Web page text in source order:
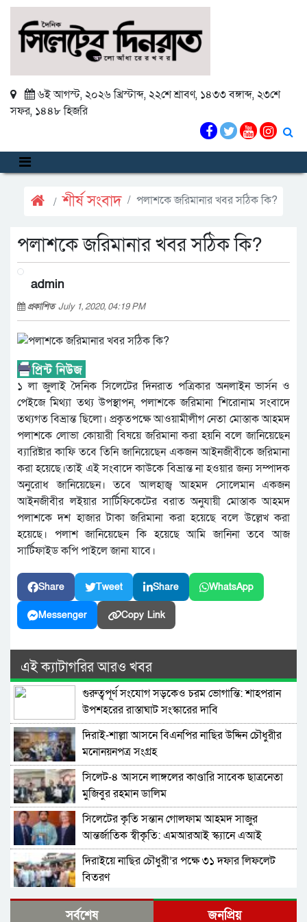
৬ই আগস্ট, ২০২৬ খ্রিস্টাব্দ, ২২শে শ্রাবণ, ১৪৩৩ বঙ্গাব্দ, ২৩শে
সফর, ১৪৪৮ হিজরি
শীর্ষ সংবাদ পলাশকে জরিমানার খবর সঠিক কি?
পলাশকে জরিমানার খবর সঠিক কি?
admin
প্রকাশিতJuly 1, 2020, 04:19 PM
১ লা জুলাই দৈনিক সিলেটের দিনরাত পত্রিকার অনলাইন ভার্সন ও
পেইজে মিথ্যা তথ্য উপস্থাপন, পলাশকে জরিমানা শিরোনাম সংবাদে
তথ্যগত বিভ্রান্ত ছিলো। প্রকৃতপক্ষে আওয়ামীলীগ নেতা মোস্তাক আহমদ
পলাশকে লোভা কোয়ারী বিষয়ে জরিমানা করা হয়নি বলে জানিয়েছেন
ব্যারিষ্টার কাফি তবে তিনি জানিয়েছেন একজন আইনজীবীকে জরিমানা
করা হয়েছে।তাই এই সংবাদে কাউকে বিভ্রান্ত না হওয়ার জন্য সম্পাদক
অনুরোধ জানিয়েছেন। তবে আলহাজ্ব আহমদ সোলেমান একজন
আইনজীবীর লইয়ার সার্টিফিকেটের বরাত অনুযায়ী মোস্তাক আহমদ
পলাশকে দশ হাজার টাকা জরিমানা করা হয়েছে বলে উল্লেখ করা
হয়েছে। পলাশ জানিয়েছেন কি হয়েছে আমি জানিনা তবে আজ
সার্টিফাইড কপি পাইলে জানা যাবে।
Share Tweet Share WhatsApp
Messenger Copy Link
এই ক্যাটাগরির আরও খবর
গুরুত্বপূর্ণ সংযোগ সড়কেও চরম ভোগান্তি: শাহপরান
উপশহরের রাস্তাঘাট সংস্কারের দাবি
দিরাই-শাল্লা আসনে বিএনপির নাছির উদ্দিন চৌধুরীর
মনোনয়নপত্র সংগ্রহ
সিলেট-৪ আসনে লাঙ্গলের কাণ্ডারি সাবেক ছাত্রনেতা
মুজিবুর রহমান ডালিম
সিলেটের কৃতি সন্তান গোলফাম আহমদ সাজুর
আন্তর্জাতিক স্বীকৃতি: এমআরআই স্ক্যানে এআই
প্রয়োগে পিএইচডি অর্জন
দিরাইয়ে নাছির চৌধুরী’র পক্ষে ৩১ দফার লিফলেট
বিতরণ
কোম্পানীগঞ্জে বিএনপির ‘রাষ্ট্র কাঠামো মেরামত’ ৩১
সর্বশেষ জনপ্রিয়